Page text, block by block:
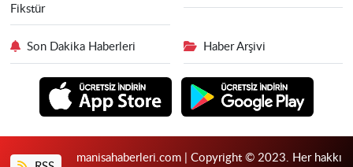
Fikstür
Son Dakika Haberleri Haber Arşivi
manisahaberleri.com | Copyright © 2023. Her hakkı